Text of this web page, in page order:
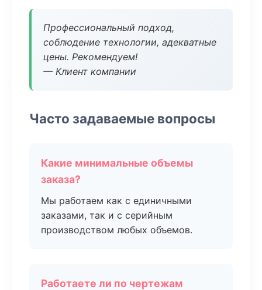
Профессиональный подход,
соблюдение технологии, адекватные
цены. Рекомендуем!
— Клиент компании
Часто задаваемые вопросы
Какие минимальные объемы
заказа?
Мы работаем как с единичными
заказами, так и с серийным
производством любых объемов.
Работаете ли по чертежам